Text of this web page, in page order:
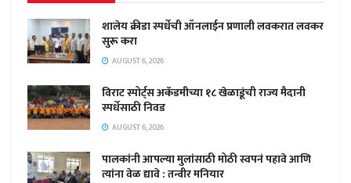
शालेय क्रीडा स्पर्धेची ऑनलाईन प्रणाली लवकरात लवकर
सुरू करा
AUGUST 6, 2026
विराट स्पोर्ट्स अकॅडमीच्या १८ खेळाडूंची राज्य मैदानी
स्पर्धेसाठी निवड
AUGUST 6, 2026
पालकांनी आपल्या मुलांसाठी मोठी स्वपनं पहावे आणि
त्यांना वेळ द्यावे : तन्वीर मनियार